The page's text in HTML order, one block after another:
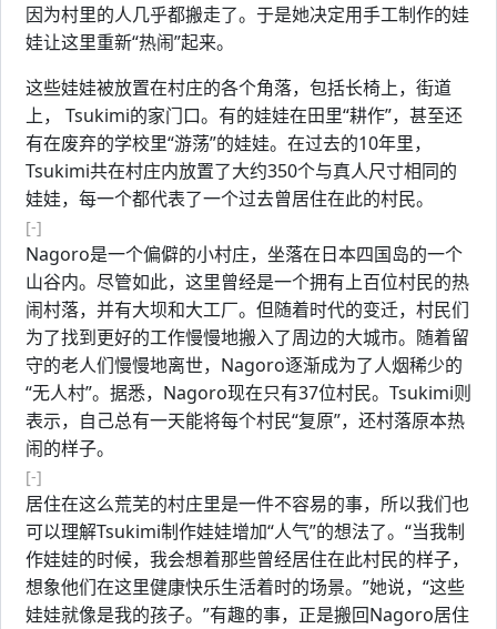
因为村里的人几乎都搬走了。于是她决定用手工制作的娃
娃让这里重新“热闹”起来。
这些娃娃被放置在村庄的各个角落，包括长椅上，街道
上， Tsukimi的家门口。有的娃娃在田里“耕作”，甚至还
有在废弃的学校里“游荡”的娃娃。在过去的10年里，
Tsukimi共在村庄内放置了大约350个与真人尺寸相同的
娃娃，每一个都代表了一个过去曾居住在此的村民。
[-]
Nagoro是一个偏僻的小村庄，坐落在日本四国岛的一个
山谷内。尽管如此，这里曾经是一个拥有上百位村民的热
闹村落，并有大坝和大工厂。但随着时代的变迁，村民们
为了找到更好的工作慢慢地搬入了周边的大城市。随着留
守的老人们慢慢地离世，Nagoro逐渐成为了人烟稀少的
“无人村”。据悉，Nagoro现在只有37位村民。Tsukimi则
表示，自己总有一天能将每个村民“复原”，还村落原本热
闹的样子。
[-]
居住在这么荒芜的村庄里是一件不容易的事，所以我们也
可以理解Tsukimi制作娃娃增加“人气”的想法了。“当我制
作娃娃的时候，我会想着那些曾经居住在此村民的样子，
想象他们在这里健康快乐生活着时的场景。”她说，“这些
娃娃就像是我的孩子。”有趣的事，正是搬回Nagoro居住